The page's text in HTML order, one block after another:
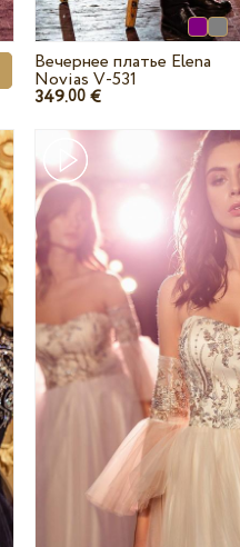
Вечернее платье Elena
Novias V-531
349.00 €